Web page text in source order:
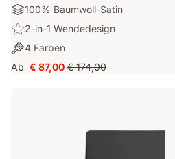
Materialien:
100%
Baumwoll-
Satin
100% Baumwoll-Satin
Highlight:
2-
in-
1
2-in-1 Wendedesign
Farben:
4
Farben
4 Farben
Ab Preis
€ 87,00 Ursprünglicher
€ 174,00